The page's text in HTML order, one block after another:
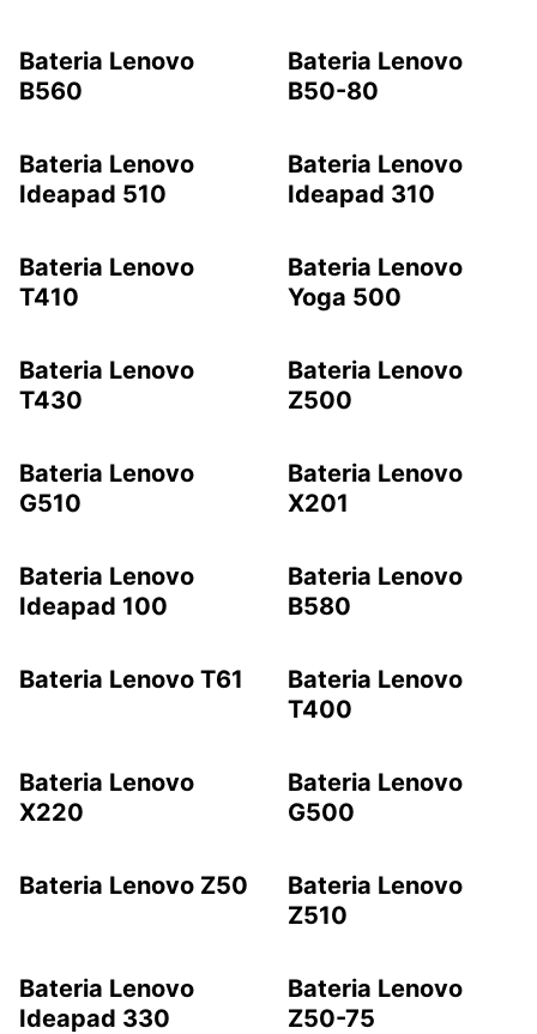
Bateria Lenovo
B560
Bateria Lenovo
B50-80
Bateria Lenovo
Ideapad 510
Bateria Lenovo
Ideapad 310
Bateria Lenovo
T410
Bateria Lenovo
Yoga 500
Bateria Lenovo
T430
Bateria Lenovo
Z500
Bateria Lenovo
G510
Bateria Lenovo
X201
Bateria Lenovo
Ideapad 100
Bateria Lenovo
B580
Bateria Lenovo T61
Bateria Lenovo
T400
Bateria Lenovo
X220
Bateria Lenovo
G500
Bateria Lenovo Z50
Bateria Lenovo
Z510
Bateria Lenovo
Ideapad 330
Bateria Lenovo
Z50-75